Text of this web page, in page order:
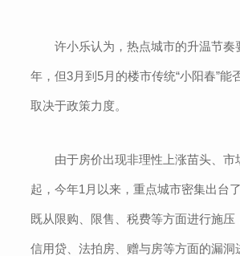
许小乐认为，热点城市的升温节奏
年，但3月到5月的楼市传统“小阳春”能
取决于政策力度。
由于房价出现非理性上涨苗头、市
起，今年1月以来，重点城市密集出台
既从限购、限售、税费等方面进行施压
信用贷、法拍房、赠与房等方面的漏洞